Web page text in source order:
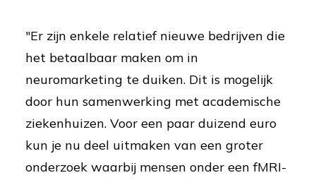
"Er zijn enkele relatief nieuwe bedrijven die
het betaalbaar maken om in
neuromarketing te duiken. Dit is mogelijk
door hun samenwerking met academische
ziekenhuizen. Voor een paar duizend euro
kun je nu deel uitmaken van een groter
onderzoek waarbij mensen onder een fMRI-